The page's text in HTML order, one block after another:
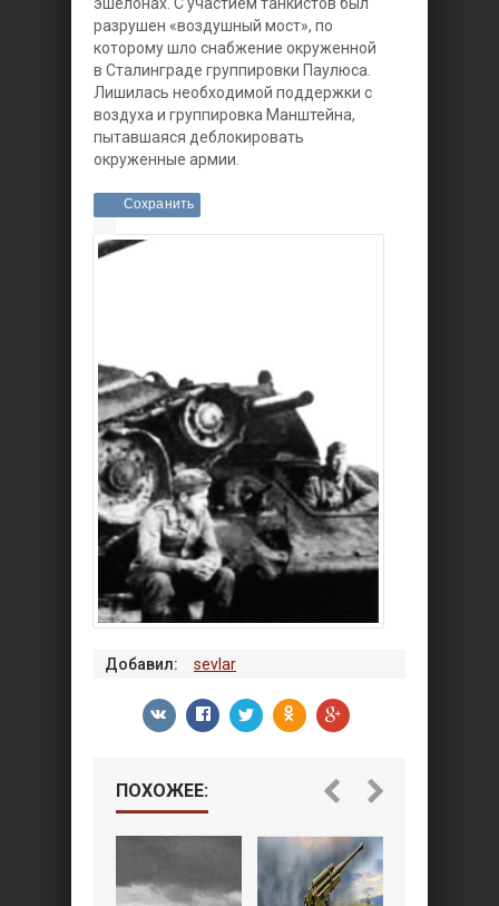
разрушен «воздушный мост», по
которому шло снабжение окруженной
в Сталинграде группировки Паулюса.
Лишилась необходимой поддержки с
воздуха и группировка Манштейна,
пытавшаяся деблокировать
окруженные армии.
Сохранить
Добавил: sevlar
ПОХОЖЕЕ: